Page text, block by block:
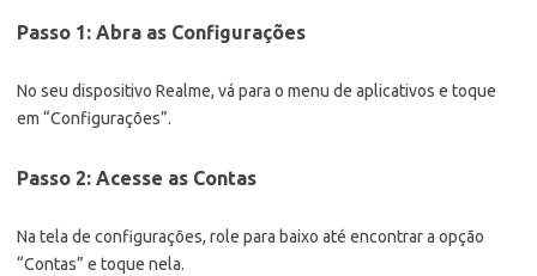
Passo 1: Abra as Configurações
No seu dispositivo Realme, vá para o menu de aplicativos e toque
em “Configurações”.
Passo 2: Acesse as Contas
Na tela de configurações, role para baixo até encontrar a opção
“Contas” e toque nela.